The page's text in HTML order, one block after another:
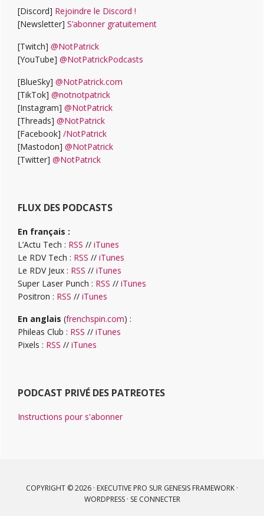
[Discord] Rejoindre le Discord !
[Newsletter] S’abonner gratuitement
[Twitch] @NotPatrick
[YouTube] @NotPatrickPodcasts
[BlueSky] @NotPatrick.com
[TikTok] @notnotpatrick
[Instagram] @NotPatrick
[Threads] @NotPatrick
[Facebook] /NotPatrick
[Mastodon] @NotPatrick
[Twitter] @NotPatrick
FLUX DES PODCASTS
En français :
L’Actu Tech : RSS // iTunes
Le RDV Tech : RSS // iTunes
Le RDV Jeux : RSS // iTunes
Super Laser Punch : RSS // iTunes
Positron : RSS // iTunes
En anglais (frenchspin.com) :
Phileas Club : RSS // iTunes
Pixels : RSS // iTunes
PODCAST PRIVÉ DES PATREOTES
Instructions pour s'abonner
COPYRIGHT © 2026 · EXECUTIVE PRO SUR GENESIS FRAMEWORK ·
WORDPRESS· SE CONNECTER